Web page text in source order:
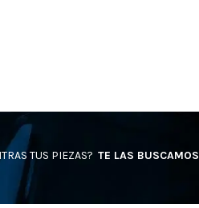
TUS PIEZAS? TE LAS BUSCAMOS